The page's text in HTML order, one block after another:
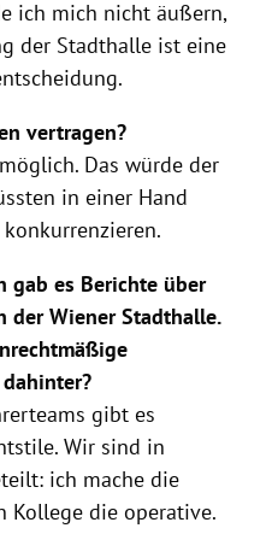
ich mich nicht äußern,
der Stadthalle ist eine
vertragen?
Das würde der
in einer Hand
gab es Berichte über
der Wiener Stadthalle.
gibt es
Wir sind in
ich mache die
Kollege die operative.